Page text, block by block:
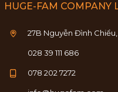
HUGE-FAM COMPANY
27B Nguyễn Đình Chiểu,
028 39 111 686
078 202 7272